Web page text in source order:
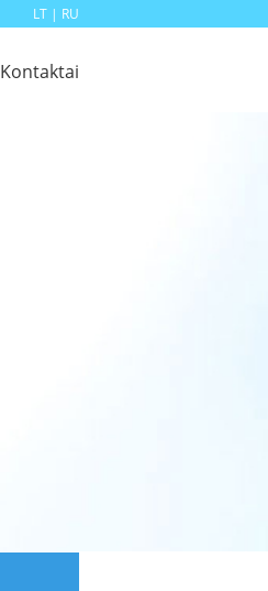
LT | RU
Kontaktai